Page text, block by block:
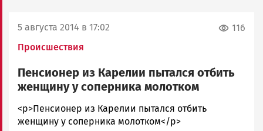
5 августа 2014 в 17:02
Происшествия
116
Пенсионер из Карелии пытался отбить
женщину у соперника молотком
admintimur
Новости
<p>Пенсионер из Карелии пытался отбить
женщину у соперника молотком</p>